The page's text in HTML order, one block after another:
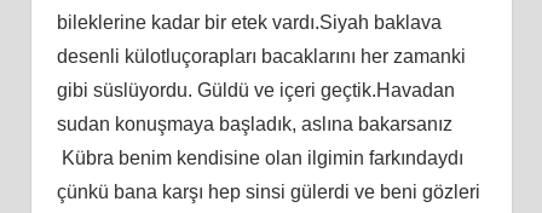
bileklerine kadar bir etek vardı.Siyah baklava
desenli külotluçorapları bacaklarını her zamanki
gibi süslüyordu. Güldü ve içeri geçtik.Havadan
sudan konuşmaya başladık, aslına bakarsanız
Kübra benim kendisine olan ilgimin farkındaydı
çünkü bana karşı hep sinsi gülerdi ve beni gözleri